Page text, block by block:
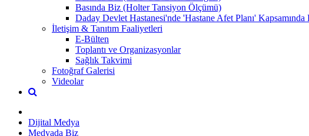
Basında Biz (Holter Tansiyon Ölçümü)
Daday Devlet Hastanesi'nde 'Hastane Afet Planı'
İletişim & Tanıtım Faaliyetleri
E-Bülten
Toplantı ve Organizasyonlar
Sağlık Takvimi
Fotoğraf Galerisi
Videolar
Dijital Medya
Medyada Biz